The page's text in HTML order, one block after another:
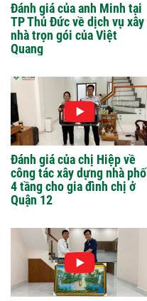
Đánh giá của anh Minh tại
TP Thủ Đức về dịch vụ xây
nhà trọn gói của Việt
Quang
Đánh giá của chị Hiệp về
công tác xây dựng nhà phố
4 tầng cho gia đình chị ở
Quận 12